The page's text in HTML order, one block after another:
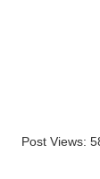
Post Views: